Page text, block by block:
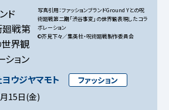
写真引用：ファッションブランドGround Yとの呪
術廻戦第二期「渋谷事変」の世界観表現したコラ
ボレーション
©芥見下々／集英社・呪術廻戦製作委員会
ウジヤマモト ファッション
15日(金)